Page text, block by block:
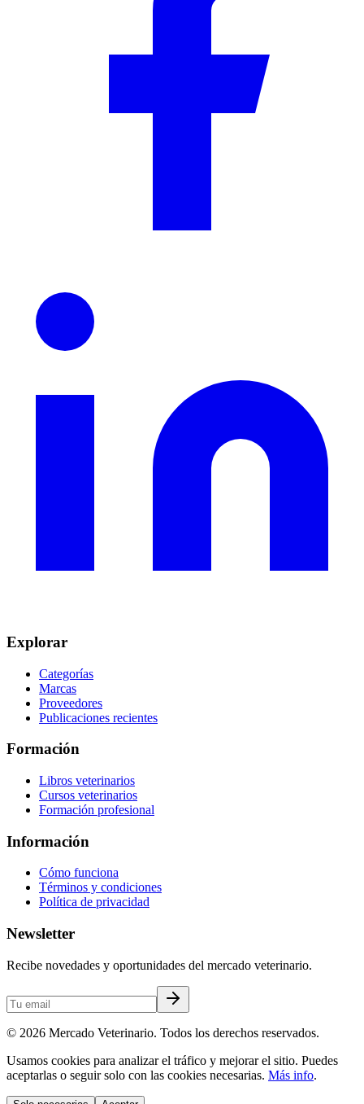
Explorar
Categorías
Marcas
Proveedores
Publicaciones recientes
Formación
Libros veterinarios
Cursos veterinarios
Formación profesional
Información
Cómo funciona
Términos y condiciones
Política de privacidad
Newsletter
Recibe novedades y oportunidades del mercado veterinario.
© 2026 Mercado Veterinario. Todos los derechos reservados.
Usamos cookies para analizar el tráfico y mejorar el sitio. Puedes
aceptarlas o seguir solo con las cookies necesarias. Más info.